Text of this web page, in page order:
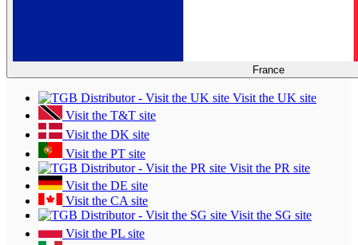
France
Visit the UK site
Visit the T&T site
Visit the DK site
Visit the PT site
Visit the PR site
Visit the DE site
Visit the CA site
Visit the SG site
Visit the PL site